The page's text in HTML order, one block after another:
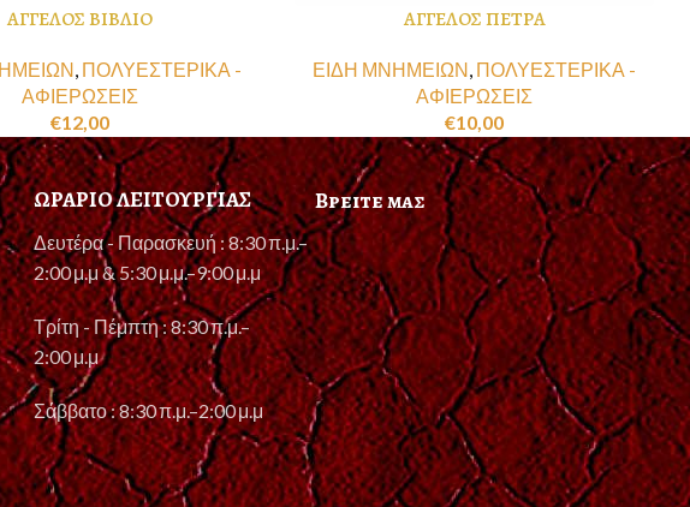
ΑΓΓΕΛΟΣ ΒΙΒΛΙΟ
, ΠΟΛΥΕΣΤΕΡΙΚΑ -
ΑΦΙΕΡΩΣΕΙΣ
€12,00
ΑΓΓΕΛΟΣ ΠΕΤΡΑ
ΕΙΔΗ ΜΝΗΜΕΙΩΝ, ΠΟΛΥΕΣΤΕΡΙΚΑ -
ΑΦΙΕΡΩΣΕΙΣ
€10,00
ΩΡΑΡΙΟ ΛΕΙΤΟΥΡΓΙΑΣ
Δευτέρα - Παρασκευή : 8:30 π.μ.–
2:00 μ.μ & 5:30 μ.μ.–9:00 μ.μ
Τρίτη - Πέμπτη : 8:30 π.μ.–
2:00 μ.μ
Σάββατο : 8:30 π.μ.–2:00 μ.μ
Βρειτε μας